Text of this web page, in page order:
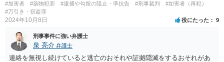
#加害者 #薬物犯罪 #逮捕や勾留の阻止・準抗告 #刑事裁判
#加害者（再犯）
#万引き・窃盗罪
2024年10月8日 役にたった 9
刑事事件に強い弁護士
泉 亮介 弁護士
連絡を無視し続けていると逃亡のおそれや証拠隠滅をするおそれがあ